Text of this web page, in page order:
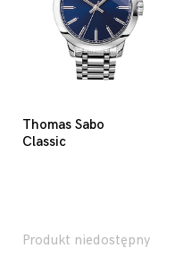
Thomas Sabo
Classic
Produkt niedostępny